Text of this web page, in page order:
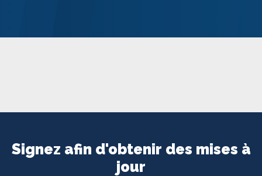
Signez afin d'obtenir des mises à
jour